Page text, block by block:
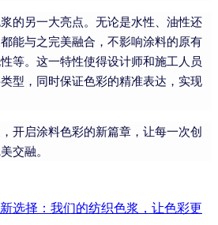
的另一大亮点。无论是水性、油性还
能与之完美融合，不影响涂料的原有
等。这一特性使得设计师和施工人员
型，同时保证色彩的精准表达，实现
开启涂料色彩的新篇章，让每一次创
交融。
选择：我们的纺织色浆，让色彩更